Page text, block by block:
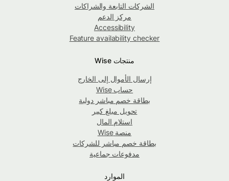
الشركات التابعة والشراكات
مركز الدعم
Accessibility
Feature availability checker
منتجات Wise
إرسال الأموال إلى الخارج
حساب Wise
بطاقة خصم مباشر دولية
تحويل مبلغ كبير
استلام المال
منصة Wise
بطاقة خصم مباشر للشركات
مدفوعات جماعية
الموارد